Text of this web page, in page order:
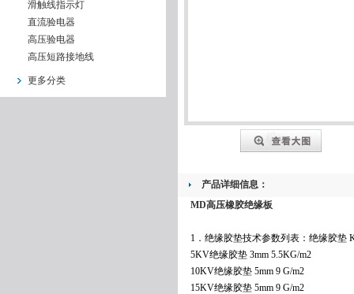
滑触线指示灯
直流验电器
高压验电器
高压短路接地线
更多分类
产品详细信息：
MD高压橡胶绝缘板
1．绝缘胶垫技术参数列表：绝缘胶垫
5KV绝缘胶垫 3mm 5.5KG/m2
10KV绝缘胶垫 5mm 9 G/m2
15KV绝缘胶垫 5mm 9 G/m2